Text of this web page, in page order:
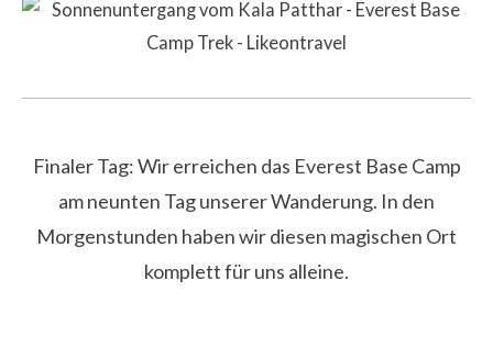
Finaler Tag: Wir erreichen das Everest Base Camp
am neunten Tag unserer Wanderung. In den
Morgenstunden haben wir diesen magischen Ort
komplett für uns alleine.